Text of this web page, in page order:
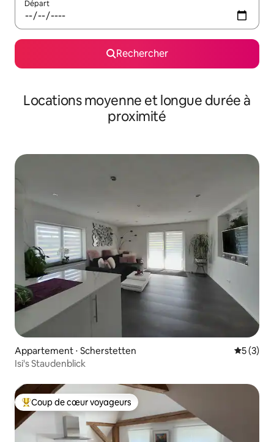
Départ
Rechercher
Locations moyenne et longue durée à
proximité
Appartement ⋅ Scherstetten
5 (3)
Isi's Staudenblick
Coups de cœur voyageurs les plus appréciés
Coup de cœur voyageurs